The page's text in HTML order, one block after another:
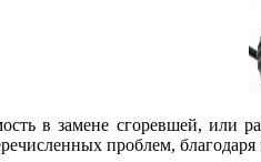
в замене сгоревшей, или
проблем,